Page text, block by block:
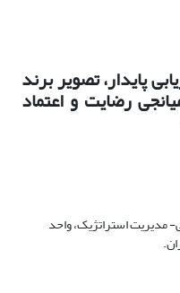
پایدار، تصویر برند
رضایت و اعتماد
مدیریت استراتژیک، واحد